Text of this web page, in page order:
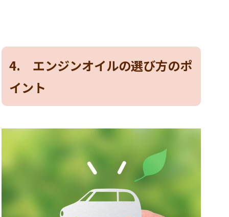
4. エンジンオイルの選び方のポ
イント